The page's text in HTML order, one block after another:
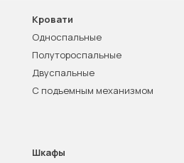
Кровати
Односпальные
Полутороспальные
Двуспальные
С подъемным механизмом
Шкафы